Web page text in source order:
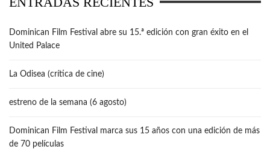
Dominican Film Festival abre su 15.ª edición con gran éxito en el
United Palace
La Odisea (crítica de cine)
estreno de la semana (6 agosto)
Dominican Film Festival marca sus 15 años con una edición de más
de 70 películas